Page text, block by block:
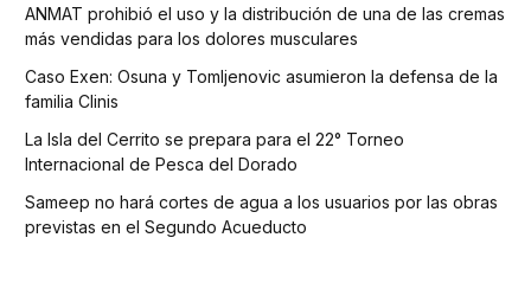
ANMAT prohibió el uso y la distribución de una de las cremas
más vendidas para los dolores musculares
Caso Exen: Osuna y Tomljenovic asumieron la defensa de la
familia Clinis
La Isla del Cerrito se prepara para el 22° Torneo
Internacional de Pesca del Dorado
Sameep no hará cortes de agua a los usuarios por las obras
previstas en el Segundo Acueducto